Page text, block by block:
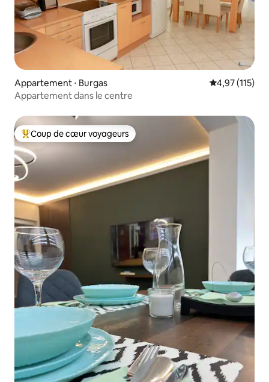
Appartement ⋅ Burgas Évaluation
4,97 (115)
Appartement dans le centre
Coups de cœur voyageurs les plus appréciés
Coup de cœur voyageurs